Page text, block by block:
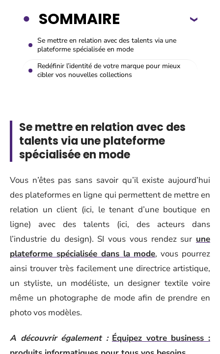
SOMMAIRE
Se mettre en relation avec des talents via une
plateforme spécialisée en mode
Redéfinir l’identité de votre marque pour mieux
cibler vos nouvelles collections
Se mettre en relation avec des
talents via une plateforme
spécialisée en mode
Vous n’êtes pas sans savoir qu’il existe aujourd’hui
des plateformes en ligne qui permettent de mettre en
relation un client (ici, le tenant d’une boutique en
ligne) avec des talents (ici, des acteurs dans
l’industrie du design). SI vous vous rendez sur une
plateforme spécialisée dans la mode, vous pourrez
ainsi trouver très facilement une directrice artistique,
un styliste, un modéliste, un designer textile voire
même un photographe de mode afin de prendre en
photo vos modèles.
A découvrir également : Équipez votre business :